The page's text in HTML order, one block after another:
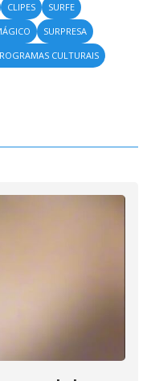
CLIPES
SURFE
SURPRESA
CULTURAIS